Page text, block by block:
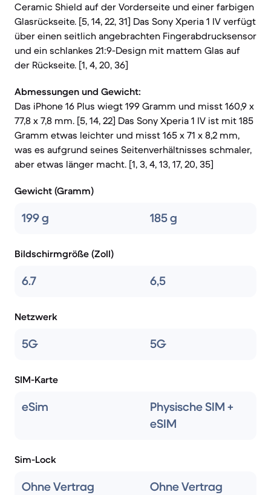
Ceramic Shield auf der Vorderseite und einer farbigen
Glasrückseite. [5, 14, 22, 31] Das Sony Xperia 1 IV verfügt
über einen seitlich angebrachten Fingerabdrucksensor
und ein schlankes 21:9-Design mit mattem Glas auf
der Rückseite. [1, 4, 20, 36]
Abmessungen und Gewicht:
Das iPhone 16 Plus wiegt 199 Gramm und misst 160,9 x
77,8 x 7,8 mm. [5, 14, 22] Das Sony Xperia 1 IV ist mit 185
Gramm etwas leichter und misst 165 x 71 x 8,2 mm,
was es aufgrund seines Seitenverhältnisses schmaler,
aber etwas länger macht. [1, 3, 4, 13, 17, 20, 35]
Gewicht (Gramm)
199 g 185 g
Bildschirmgröße (Zoll)
6.7 6,5
Netzwerk
5G 5G
SIM-Karte
eSim
Physische SIM +
eSIM
Sim-Lock
Ohne Vertrag Ohne Vertrag